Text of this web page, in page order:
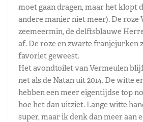
moet gaan dragen, maar het klopt
andere manier niet meer). De roze
zeemeermin, de delftsblauwe
af. De roze en zwarte franjejurken
favoriet geweest.
Het avondtoilet van Vermeulen
net als de Natan uit 2014. De witte
hebben een meer eigentijdse top
hoe het dan uitziet. Lange witte
super, maar ik denk dan meer aan